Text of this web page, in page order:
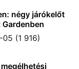
négy járókelőt
05 (1 916)